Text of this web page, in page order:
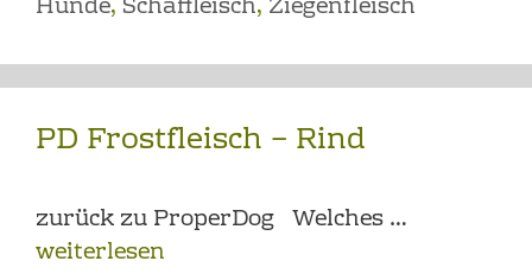
PD Frostfleisch – Rind
zurück zu ProperDog Welches …
weiterlesen